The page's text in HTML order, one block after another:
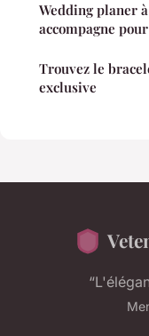
Wedding planer
accompagne
Trouvez le
exclusive